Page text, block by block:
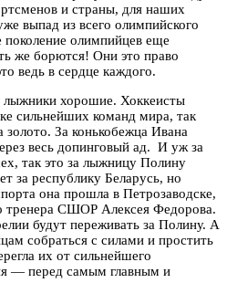
и страны, для наших
выпад из всего олимпийского
поколение олимпийцев еще
же борются! Они это право
ведь в сердце каждого.
лыжники хорошие. Хоккеисты
сильнейших команд мира, так
За конькобежца Ивана
весь допинговый ад. И уж за
так это за лыжницу Полину
за республику Беларусь, но
она прошла в Петрозаводске,
тренера СШОР Алексея Федорова.
будут переживать за Полину. А
собраться с силами и простить
их от сильнейшего
— перед самым главным и